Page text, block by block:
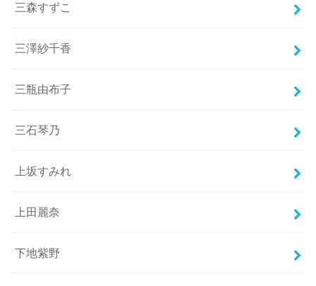
三森すずこ
三澤紗千香
三瓶由布子
三石琴乃
上坂すみれ
上田麗奈
下地紫野